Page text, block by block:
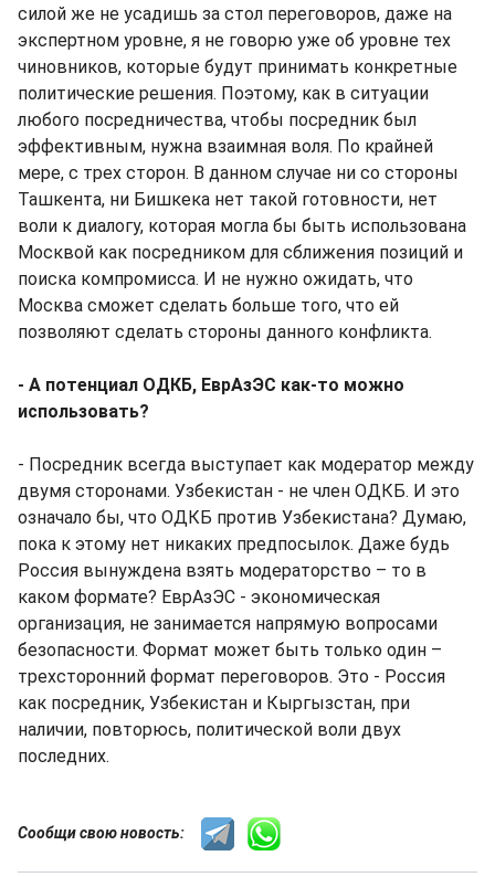
силой же не усадишь за стол переговоров, даже на
экспертном уровне, я не говорю уже об уровне тех
чиновников, которые будут принимать конкретные
политические решения. Поэтому, как в ситуации
любого посредничества, чтобы посредник был
эффективным, нужна взаимная воля. По крайней
мере, с трех сторон. В данном случае ни со стороны
Ташкента, ни Бишкека нет такой готовности, нет
воли к диалогу, которая могла бы быть использована
Москвой как посредником для сближения позиций и
поиска компромисса. И не нужно ожидать, что
Москва сможет сделать больше того, что ей
позволяют сделать стороны данного конфликта.
- А потенциал ОДКБ, ЕврАзЭС как-то можно
использовать?
- Посредник всегда выступает как модератор между
двумя сторонами. Узбекистан - не член ОДКБ. И это
означало бы, что ОДКБ против Узбекистана? Думаю,
пока к этому нет никаких предпосылок. Даже будь
Россия вынуждена взять модераторство – то в
каком формате? ЕврАзЭС - экономическая
организация, не занимается напрямую вопросами
безопасности. Формат может быть только один –
трехсторонний формат переговоров. Это - Россия
как посредник, Узбекистан и Кыргызстан, при
наличии, повторюсь, политической воли двух
последних.
Сообщи свою новость: